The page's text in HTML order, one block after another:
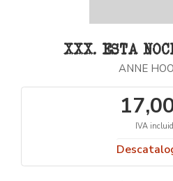
XXX. ESTA
ANNE
IVA